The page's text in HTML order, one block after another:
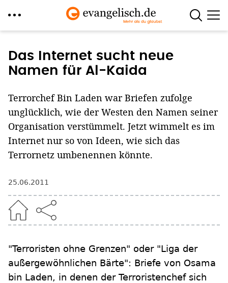
zum
Inhalt
Das Internet sucht neue
Namen für Al-Kaida
Terrorchef Bin Laden war Briefen zufolge
unglücklich, wie der Westen den Namen seiner
Organisation verstümmelt. Jetzt wimmelt es im
Internet nur so von Ideen, wie sich das
Terrornetz umbenennen könnte.
25.06.2011
"Terroristen ohne Grenzen" oder "Liga der
außergewöhnlichen Bärte": Briefe von Osama
bin Laden, in denen der Terroristenchef sich